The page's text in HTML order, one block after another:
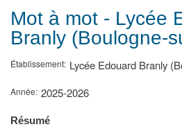
d'Ariane
Mot à mot - Lycée
Branly (Boulogne-
Établissement Lycée Edouard Branly
Année 2025-2026
Résumé